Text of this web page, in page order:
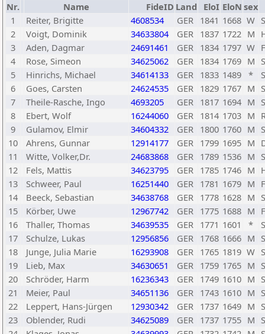
Nr. Name FideID Land EloI EloN sex
1
Reiter, Brigitte 4608534 GER 1841 1668 W
2
Voigt, Dominik 34633804 GER 1837 1722 M
3
Aden, Dagmar 24691461 GER 1834 1797 W
4
Rose, Simeon 34625062 GER 1834 1769 M
5
Hinrichs, Michael 34614133 GER 1833 1489 *
6
Goes, Carsten 24624535 GER 1829 1767 M
7
Theile-Rasche, Ingo 4693205 GER 1817 1694 M
8
Ebert, Wolf 16244060 GER 1814 1703 M
9
Gulamov, Elmir 34604332 GER 1800 1760 M
10
Ahrens, Gunnar 12914177 GER 1799 1695 M
11
Witte, Volker,Dr. 24683868 GER 1789 1536 M
12
Fels, Mattis 34623795 GER 1785 1746 M
13
Schweer, Paul 16251440 GER 1781 1679 M
14
Beeck, Sebastian 34638768 GER 1778 1628 M
15
Körber, Uwe 12967742 GER 1775 1688 M
16
Thaller, Thomas 34639535 GER 1771 1601 *
17
Schulze, Lukas 12956856 GER 1768 1666 M
18
Junge, Julia Marie 16293908 GER 1765 1819 W
19
Lieb, Max 34630651 GER 1759 1765 M
20
Schröder, Harm 16236343 GER 1749 1610 M
21
Meier, Paul 34651136 GER 1743 1610 M
22
Leppert, Hans-Jürgen 12930342 GER 1737 1649 M
23
Oblender, Rudi 34625089 GER 1737 1755 M